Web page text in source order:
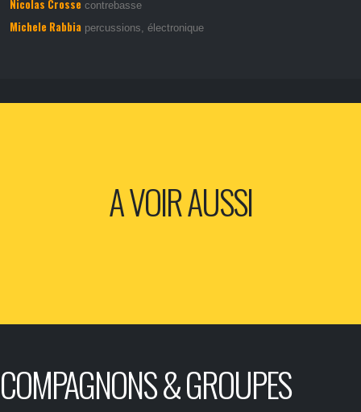
Nicolas Crosse contrebasse
Michele Rabbia percussions, électronique
A VOIR AUSSI
COMPAGNONS & GROUPES